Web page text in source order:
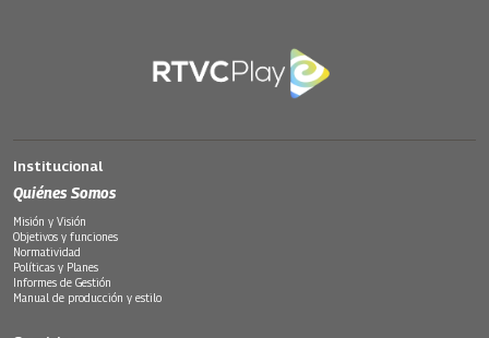
Institucional
Quiénes Somos
Misión y Visión
Objetivos y funciones
Normatividad
Políticas y Planes
Informes de Gestión
Manual de producción y estilo